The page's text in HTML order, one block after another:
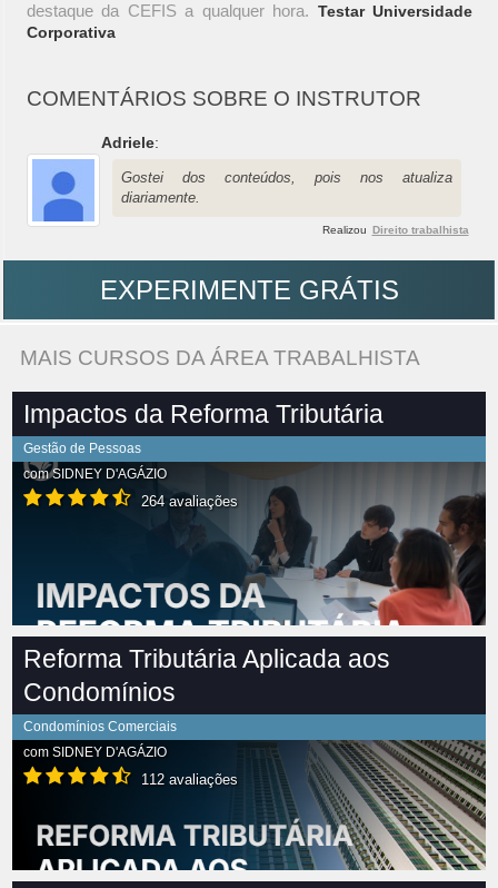
destaque da CEFIS a qualquer hora. Testar Universidade
Corporativa
COMENTÁRIOS SOBRE O INSTRUTOR
Adriele:
Gostei dos conteúdos, pois nos atualiza
diariamente.
Realizou Direito trabalhista
EXPERIMENTE GRÁTIS
MAIS CURSOS DA ÁREA TRABALHISTA
Impactos da Reforma Tributária
Gestão de Pessoas
comSIDNEY D'AGÁZIO
264 avaliações
Reforma Tributária Aplicada aos
Condomínios
Condomínios Comerciais
com SIDNEY D'AGÁZIO
112 avaliações